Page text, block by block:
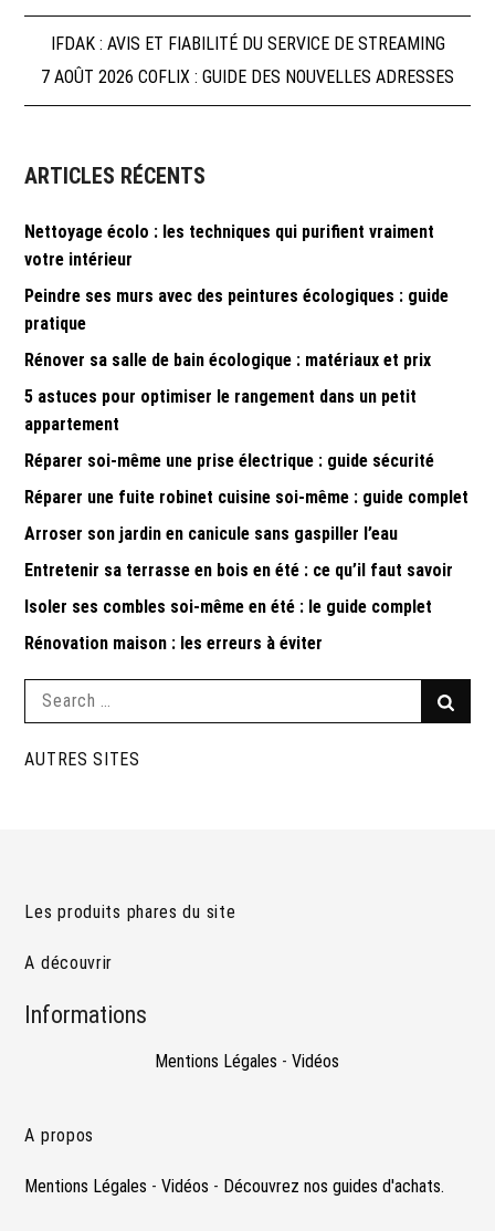
Navigation
de
l’article
IFDAK : AVIS ET FIABILITÉ DU SERVICE DE STREAMING
7 AOÛT 2026 COFLIX : GUIDE DES NOUVELLES ADRESSES
ARTICLES RÉCENTS
Nettoyage écolo : les techniques qui purifient vraiment
votre intérieur
Peindre ses murs avec des peintures écologiques : guide
pratique
Rénover sa salle de bain écologique : matériaux et prix
5 astuces pour optimiser le rangement dans un petit
appartement
Réparer soi-même une prise électrique : guide sécurité
Réparer une fuite robinet cuisine soi-même : guide complet
Arroser son jardin en canicule sans gaspiller l’eau
Entretenir sa terrasse en bois en été : ce qu’il faut savoir
Isoler ses combles soi-même en été : le guide complet
Rénovation maison : les erreurs à éviter
Search
AUTRES SITES
Les produits phares du site
A découvrir
Informations
Mentions Légales -Vidéos
A propos
Mentions Légales -Vidéos - Découvrez nos guides d'achats.